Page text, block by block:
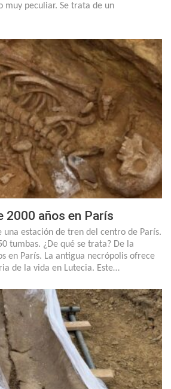
muy peculiar. Se trata de un
2000 años en París
una estación de tren del centro de París.
tumbas. ¿De qué se trata? De la
en París. La antigua necrópolis ofrece
de la vida en Lutecia. Este…